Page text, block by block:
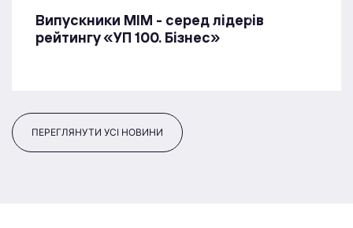
Випускники МІМ - серед лідерів
рейтингу «УП 100. Бізнес»
ПЕРЕГЛЯНУТИ УСІ НОВИНИ